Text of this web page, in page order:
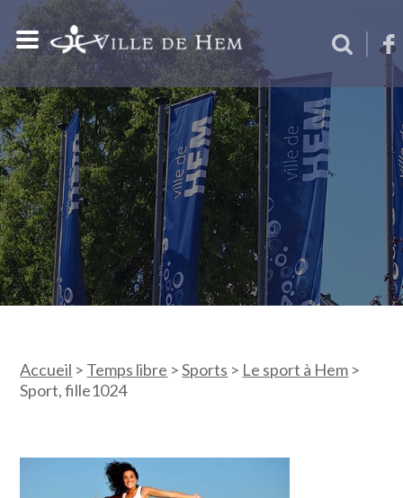
Accueil > Temps libre >Sports > Le sport à Hem >
Sport, fille1024